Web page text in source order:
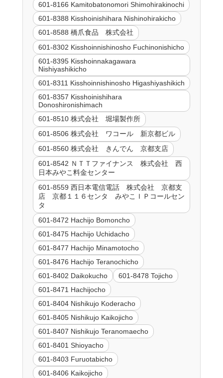
601-8166 Kamitobatonomori Shimohirakinochi
601-8388 Kisshoinishihara Nishinohirakicho
601-8588 橋爪食品 株式会社
601-8302 Kisshoinnishinosho Fuchinonishicho
601-8395 Kisshoinnakagawara
Nishiyashikicho
601-8311 Kisshoinnishinosho Higashiyashikich
601-8357 Kisshoinishihara
Donoshironishimach
601-8510 株式会社 堀場製作所
601-8506 株式会社 ワコール 新京都ビル
601-8560 株式会社 きんでん 京都支店
601-8542 ＮＴＴファイナンス 株式会社 西
日本みやこ料金センター
601-8559 西日本電信電話 株式会社 京都支
店 京都１１６センタ みやこＩＰコールセン
タ
601-8472 Hachijo Bomoncho
601-8475 Hachijo Uchidacho
601-8477 Hachijo Minamotocho
601-8476 Hachijo Teranochicho
601-8402 Daikokucho
601-8478 Tojicho
601-8471 Hachijocho
601-8404 Nishikujo Koderacho
601-8405 Nishikujo Kaikojicho
601-8407 Nishikujo Teranomaecho
601-8401 Shioyacho
601-8403 Furuotabicho
601-8406 Kaikojicho